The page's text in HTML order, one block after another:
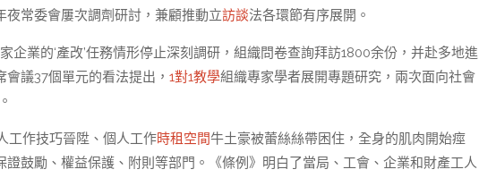
常委會屢次調劑研討，兼顧推動立訪談法各環節有序展開。
企業的‘產改’任務情形停止深刻調研，組織問卷查詢拜訪1800余份，并赴多地進
議37個單元的看法提出， 1對1教學組織專家學者展開專題研究，兩次面向社會
工作技巧晉陞、個人工作時租空間牛土豪被蕾絲絲帶困住，全身的肌肉開始痙
證鼓勵、權益保護、附則等部門。《條例》明白了當局、工會、企業和財產工人